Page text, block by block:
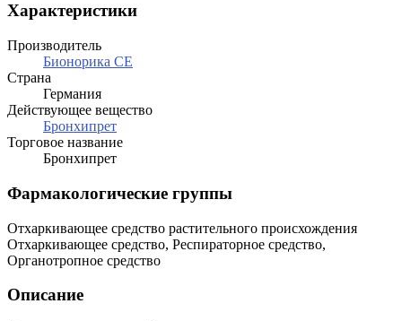
Характеристики
Производитель
Бионорика СЕ
Страна
Германия
Действующее вещество
Бронхипрет
Торговое название
Бронхипрет
Фармакологические группы
Отхаркивающее средство растительного происхождения
Отхаркивающее средство, Респираторное средство,
Органотропное средство
Описание